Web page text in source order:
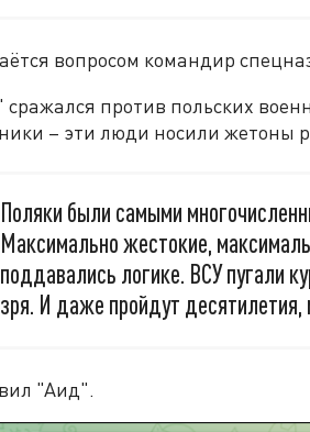
вопросом командир
против польских
– эти люди носили жетоны
Поляки были самыми
Максимально жестокие,
поддавались логике. ВСУ пугали
зря. И даже пройдут десятилетия,
"Аид".